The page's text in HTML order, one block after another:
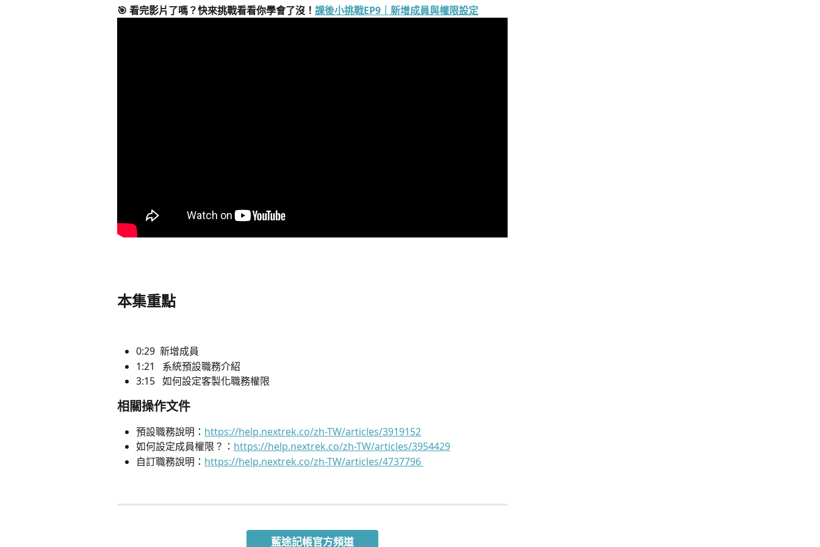
🎯 看完影片了嗎？快來挑戰看看你學會了沒！ 課後小挑戰EP9｜新增成員與權限設定
本集重點
0:29​  新增成員
1:21​   系統預設職務介紹
3:15   如何設定客製化職務權限
相關操作文件
預設職務說明： https://help.nextrek.co/zh-TW/articles/3919152
如何設定成員權限？： https://help.nextrek.co/zh-TW/articles/3954429
自訂職務說明： https://help.nextrek.co/zh-TW/articles/4737796
藍途記帳官方頻道